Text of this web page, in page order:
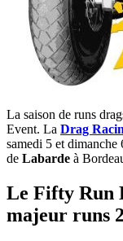
La saison de runs
Event. La Drag
samedi 5 et dimanche
de Labarde à
Le Fifty Run
majeur runs